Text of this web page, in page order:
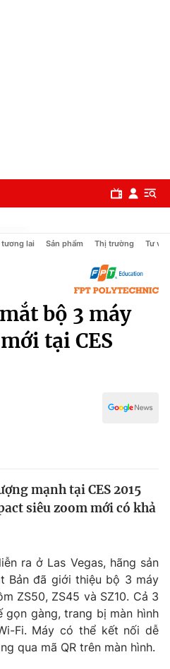
lai Sản phẩm Thị trường Tư vấn
bộ 3 máy
tại CES
mạnh tại CES 2015
siêu zoom mới có khả
ra ở Las Vegas, hãng sản
Bản đã giới thiệu bộ 3 máy
ZS50, ZS45 và SZ10. Cả 3
gọn gàng, trang bị màn hình
Fi. Máy có thể kết nối dễ
qua mã QR trên màn hình.